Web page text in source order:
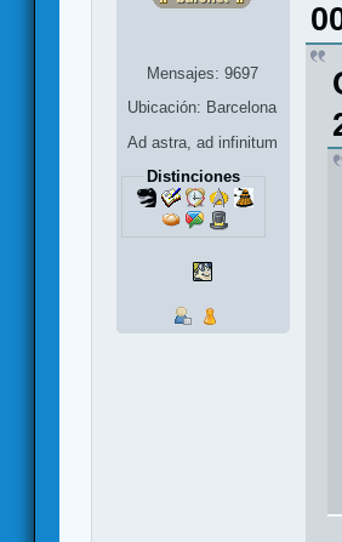
Mensajes: 9697
Ubicación: Barcelona
Ad astra, ad infinitum
Distinciones